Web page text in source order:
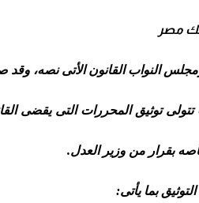
مصر
النواب القانون الأتى نصه، وقد
توثيق المحررات التى يقضى
بقرار من وزير العدل.
بما يأتى: